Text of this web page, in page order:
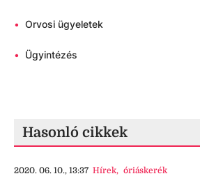
• Orvosi ügyeletek
• Ügyintézés
Hasonló cikkek
2020. 06. 10., 13:37 Hírek, óriáskerék